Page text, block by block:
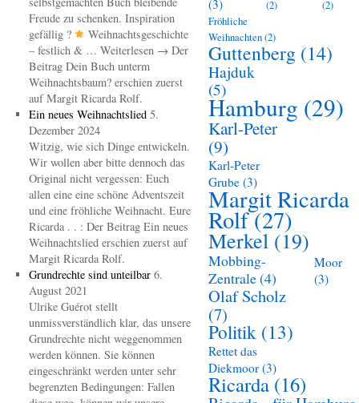
Freude zu schenken. Inspiration
gefällig ?
Weihnachtsgeschichte
– festlich & … Weiterlesen → Der
Beitrag Dein Buch unterm
Weihnachtsbaum? erschien zuerst
auf Margit Ricarda Rolf.
Ein neues Weihnachtslied 5.
Dezember 2024
Witzig, wie sich Dinge entwickeln.
Wir wollen aber bitte dennoch das
Original nicht vergessen: Euch
allen eine eine schöne Adventszeit
und eine fröhliche Weihnacht. Eure
Ricarda . . : Der Beitrag Ein neues
Weihnachtslied erschien zuerst auf
Margit Ricarda Rolf.
Grundrechte sind unteilbar 6.
August 2021
Ulrike Guérot stellt
unmissverständlich klar, das unsere
Grundrechte nicht weggenommen
werden können. Sie können
eingeschränkt werden unter sehr
begrenzten Bedingungen: Fallen
(3) (2)
(2)
Fröhliche
Weihnachten(2)
Guttenberg (14)
Hajduk
(5)
Hamburg (29)
Karl-Peter
(9)
Karl-Peter
Grube (3)
Margit Ricarda
Rolf(27)
Merkel (19)
Mobbing-
Zentrale(4)
Moor
(3)
Olaf Scholz
(7)
Politik (13)
Rettet das
Diekmoor (3)
Ricarda (16)